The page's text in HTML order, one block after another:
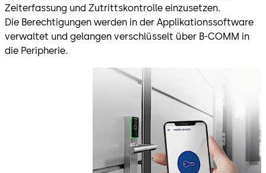
Zeiterfassung und Zutrittskontrolle einzusetzen.
Die Berechtigungen werden in der Applikationssoftware
verwaltet und gelangen verschlüsselt über B-COMM in
die Peripherie.